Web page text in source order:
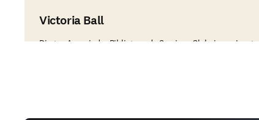
Victoria Ball
Diretor Associado, Biblioteca de Serviços Globais em Incyte